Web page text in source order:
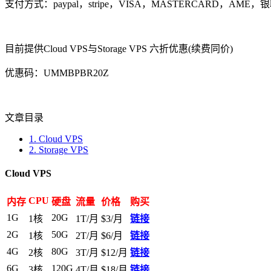
支付方式：paypal，stripe，VISA，MASTERCARD，AME，
目前提供Cloud VPS与Storage VPS 六折优惠(续费同价)
优惠码：UMMBPBR20Z
文章目录
1. Cloud VPS
2. Storage VPS
Cloud VPS
内存 CPU 硬盘 流量 价格
购买
1G
1核 20G 1T/月 $3/月
链接
2G
1核 50G 2T/月 $6/月
链接
4G
2核 80G 3T/月 $12/月 链接
6G
120G